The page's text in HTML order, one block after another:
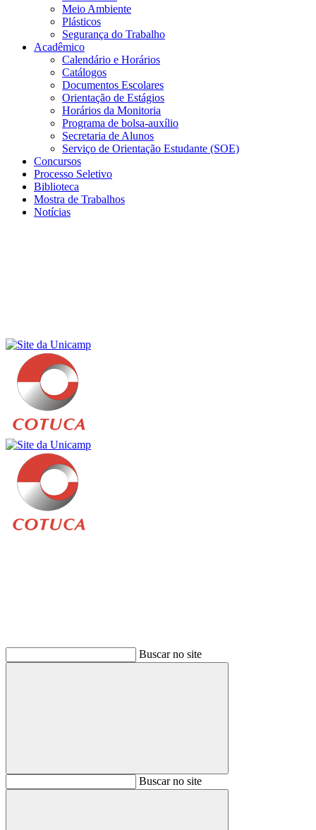
Meio Ambiente
Plásticos
Segurança do Trabalho
Acadêmico
Calendário e Horários
Catálogos
Documentos Escolares
Orientação de Estágios
Horários da Monitoria
Programa de bolsa-auxílio
Secretaria de Alunos
Serviço de Orientação Estudante (SOE)
Concursos
Processo Seletivo
Biblioteca
Mostra de Trabalhos
Notícias
Buscar no site
BuscarBuscar no site